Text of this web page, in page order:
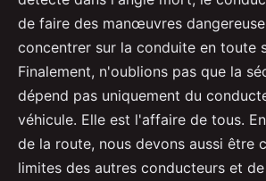
de faire des manœuvres
concentrer sur la conduite en toute
Finalement, n'oublions pas que la
dépend pas uniquement du
véhicule. Elle est l'affaire de tous.
de la route, nous devons aussi être
limites des autres conducteurs et